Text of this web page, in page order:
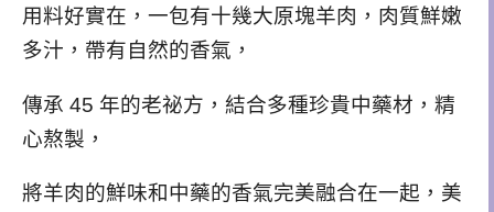
用料好實在，一包有十幾大原塊羊肉，肉質鮮嫩
多汁，帶有自然的香氣，
傳承 45 年的老祕方，結合多種珍貴中藥材， 精
心熬製，
將羊肉的鮮味和中藥的香氣完美融合在一起， 美